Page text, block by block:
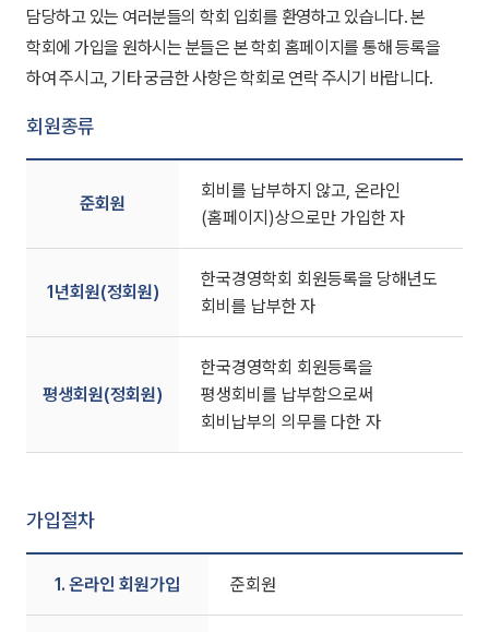
담당하고 있는 여러분들의 학회 입회를 환영하고 있습니다. 본
학회에 가입을 원하시는 분들은 본 학회 홈페이지를 통해 등록을
하여 주시고, 기타 궁금한 사항은 학회로 연락 주시기 바랍니다.
회원종류
준회원
회비를 납부하지 않고, 온라인
(홈페이지)상으로만 가입한 자
1년회원(정회원)
한국경영학회 회원등록을 당해년도
회비를 납부한 자
평생회원(정회원)
한국경영학회 회원등록을
평생회비를 납부함으로써
회비납부의 의무를 다한 자
가입절차
1. 온라인 회원가입 준회원